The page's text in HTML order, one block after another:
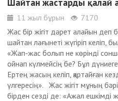
11 жыл бұрын
7170
Жас бір жігіт дәрет алайын деп
шайтан лағынеті жүгіріп келіп,
«Жап-жас болып не көрінді
ойнап күлмейсің бе? Бұл
Ертең жасың келіп, қартайған
үлгересің». Жас жігіт мұның
бірден сезді де: «Ажал ешкімді